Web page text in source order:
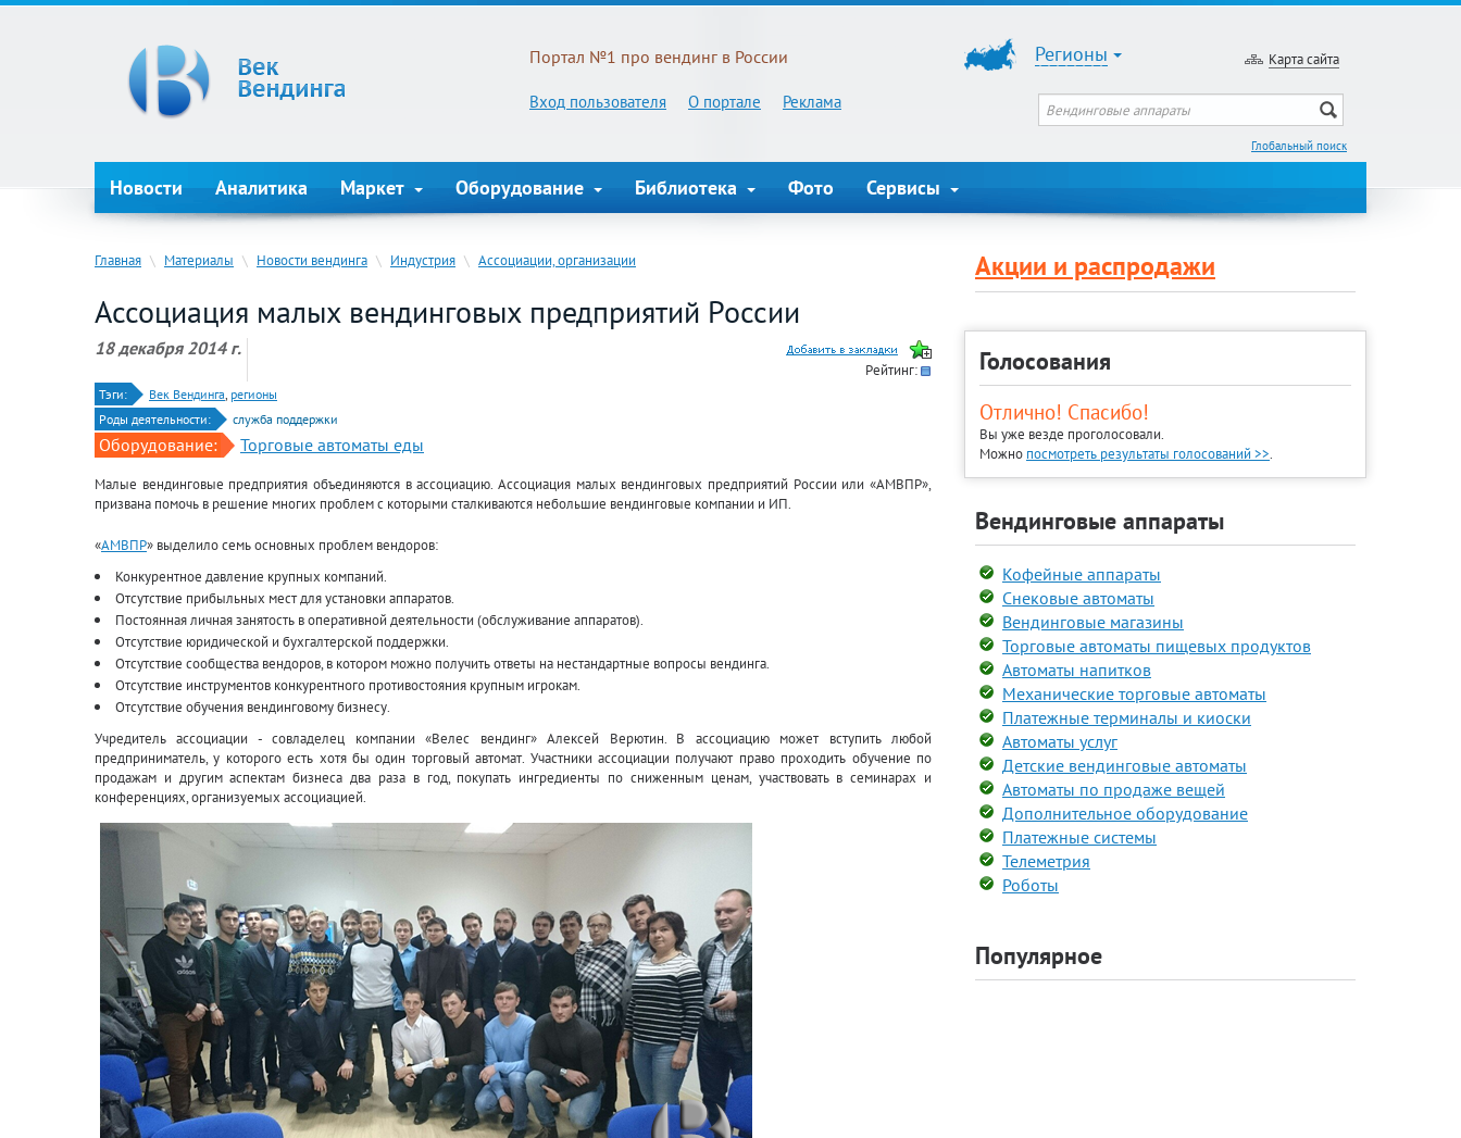
Портал №1 про вендинг в России
Вход пользователя О портале Реклама
Регионы Карта сайта
Глобальный поиск
Новости Аналитика Маркет Оборудование Библиотека Фото Сервисы
Главная \ Материалы \ Новости вендинга \ Индустрия \ Ассоциации, организации
Ассоциация малых вендинговых предприятий России
18 декабря 2014 г.
Рейтинг:
Тэги: Век Вендинга, регионы
Роды деятельности:
служба поддержки
Оборудование: Торговые автоматы еды
Малые вендинговые предприятия объединяются в ассоциацию. Ассоциация малых вендинговых предприятий России или «АМВПР»,
призвана помочь в решение многих проблем с которыми сталкиваются небольшие вендинговые компании и ИП.
«АМВПР» выделило семь основных проблем вендоров:
Конкурентное давление крупных компаний.
Отсутствие прибыльных мест для установки аппаратов.
Постоянная личная занятость в оперативной деятельности (обслуживание аппаратов).
Отсутствие юридической и бухгалтерской поддержки.
Отсутствие сообщества вендоров, в котором можно получить ответы на нестандартные вопросы вендинга.
Отсутствие инструментов конкурентного противостояния крупным игрокам.
Отсутствие обучения вендинговому бизнесу.
Учредитель ассоциации - совладелец компании «Велес вендинг» Алексей Верютин. В ассоциацию может вступить любой
предприниматель, у которого есть хотя бы один торговый автомат. Участники ассоциации получают право проходить обучение по
продажам и другим аспектам бизнеса два раза в год, покупать ингредиенты по сниженным ценам, участвовать в семинарах и
конференциях, организуемых ассоциацией.
Акции и распродажи
Голосования
Отлично! Спасибо!
Вы уже везде проголосовали.
Можно посмотреть результаты голосований >>.
Вендинговые аппараты
Кофейные аппараты
Снековые автоматы
Вендинговые магазины
Торговые автоматы пищевых продуктов
Автоматы напитков
Механические торговые автоматы
Платежные терминалы и киоски
Автоматы услуг
Детские вендинговые автоматы
Автоматы по продаже вещей
Дополнительное оборудование
Платежные системы
Телеметрия
Роботы
Популярное